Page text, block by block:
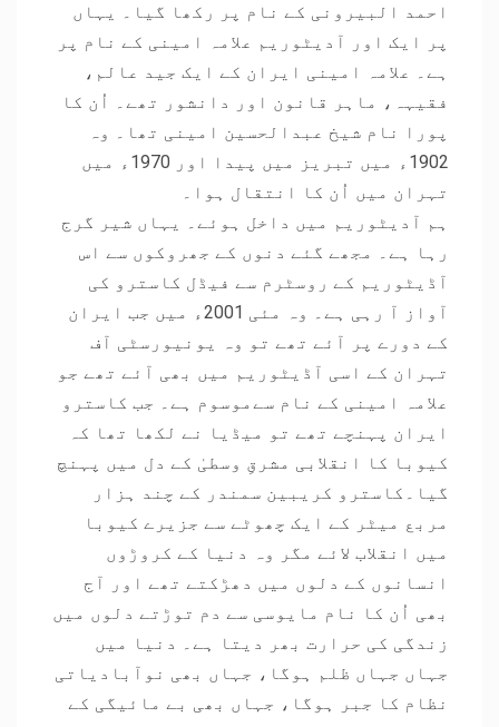
احمد البیرونی کے نام پر رکھا گیا۔ یہاں
پر ایک اور آدیٹوریم علامہ امینی کے نام پر
ہے۔ علامہ امینی ایران کے ایک جید عالم،
فقیہہ، ماہر قانون اور دانشور تھے۔ اُن کا
پورا نام شیخ عبدالحسین امینی تھا۔ وہ
1902ء میں تبریز میں پیدا اور 1970ء میں
تہران میں اُن کا انتقال ہوا۔
ہم آدیٹوریم میں داخل ہوئے۔ یہاں شیر گرج
رہا ہے۔ مجھے گئے دنوں کے جھروکوں سے اس
آڈیٹوریم کے روسٹرم سے فیڈل کاسترو کی
آواز آ رہی ہے۔ وہ مئی 2001ء میں جب ایران
کے دورے پر آئے تھے تو وہ یونیورسٹی آف
تہران کے اسی آڈیٹوریم میں بھی آئے تھے جو
علامہ امینی کے نام سےموسوم ہے۔ جب کاسترو
ایران پہنچے تھے تو میڈیا نے لکھا تھا کہ
کیوبا کا انقلابی مشرقِ وسطیٰ کے دل میں پہنچ
گیا۔کاسترو کریبین سمندر کے چند ہزار
مربع میٹر کے ایک چھوٹے سے جزیرے کیوبا
میں انقلاب لائے مگر وہ دنیا کے کروڑوں
انسانوں کے دلوں میں دھڑکتے تھے اور آج
بھی اُن کا نام مایوسی سے دم توڑتے دلوں میں
زندگی کی حرارت بھر دیتا ہے۔ دنیا میں
جہاں جہاں ظلم ہوگا، جہاں بھی نوآبادیاتی
نظام کا جبر ہوگا، جہاں بھی بے مائیگی کے